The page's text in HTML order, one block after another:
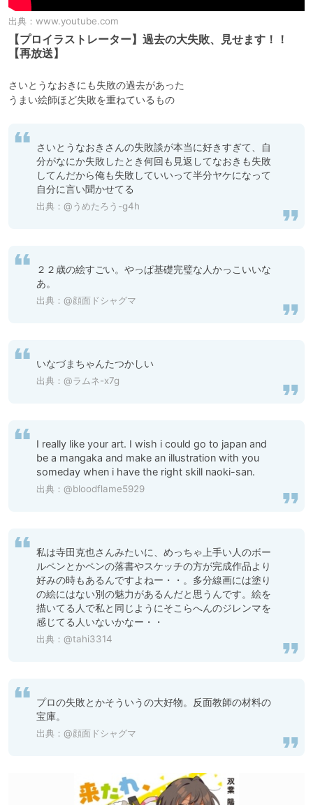
出典： www.youtube.com
【プロイラストレーター】過去の大失敗、見せます！！
【再放送】
さいとうなおきにも失敗の過去があった
うまい絵師ほど失敗を重ねているもの
さいとうなおきさんの失敗談が本当に好きすぎて、自
分がなにか失敗したとき何回も見返してなおきも失敗
してんだから俺も失敗していいって半分ヤケになって
自分に言い聞かせてる
出典： @うめたろう-g4h
２２歳の絵すごい。やっぱ基礎完璧な人かっこいいな
あ。
出典： @顔面ドシャグマ
いなづまちゃんたつかしい
出典： @ラムネ-x7g
I really like your art. I wish i could go to japan and
be a mangaka and make an illustration with you
someday when i have the right skill naoki-san.
出典： @bloodflame5929
私は寺田克也さんみたいに、めっちゃ上手い人のボー
ルペンとかペンの落書やスケッチの方が完成作品より
好みの時もあるんですよねー・・。多分線画には塗り
の絵にはない別の魅力があるんだと思うんです。絵を
描いてる人で私と同じようにそこらへんのジレンマを
感じてる人いないかなー・・
出典： @tahi3314
プロの失敗とかそういうの大好物。反面教師の材料の
宝庫。
出典： @顔面ドシャグマ